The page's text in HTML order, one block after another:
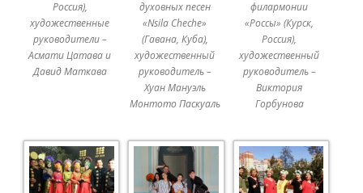
Россия),
художественные
руководители –
Асмати Цатава и
Давид Маткава
духовных песен
«Nsila Cheche»
(Гавана, Куба),
художественный
руководитель –
Хуан Мануэль
Монтото Паскуаль
филармонии
«Россы» (Курск,
Россия),
художественный
руководитель –
Виктория
Горбунова